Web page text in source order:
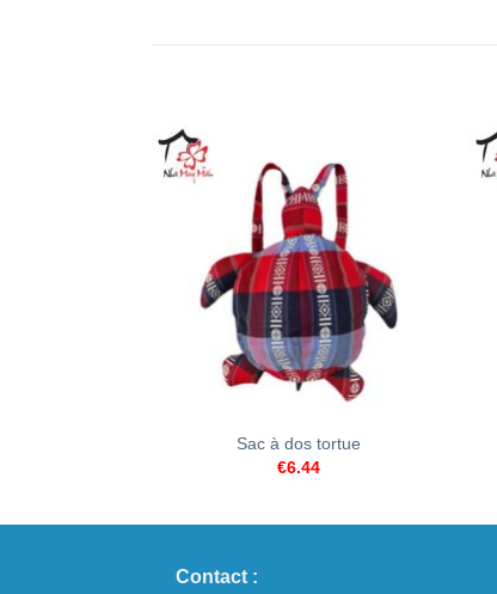
Sac à dos tortue
€6.44
Contact :